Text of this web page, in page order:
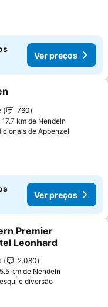
Ver preços
aos favoritos
760
km de Nendeln
de Appenzell
Ver preços
aos favoritos
Premier
Leonhard
2.080
km de Nendeln
e diversãoVer preços